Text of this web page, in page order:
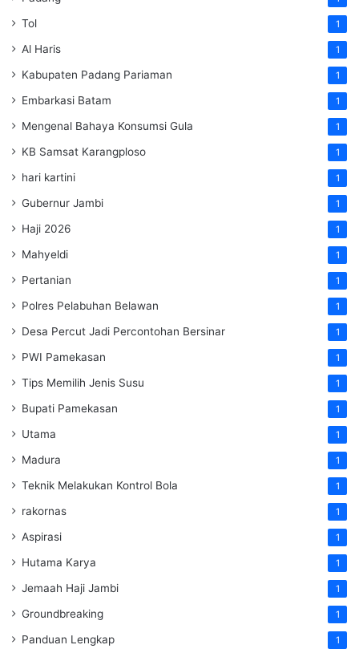
Tol 1
Al Haris 1
Kabupaten Padang Pariaman 1
Embarkasi Batam 1
Mengenal Bahaya Konsumsi Gula 1
KB Samsat Karangploso 1
hari kartini 1
Gubernur Jambi 1
Haji 2026 1
Mahyeldi 1
Pertanian 1
Polres Pelabuhan Belawan 1
Desa Percut Jadi Percontohan Bersinar 1
PWI Pamekasan 1
Tips Memilih Jenis Susu 1
Bupati Pamekasan 1
Utama 1
Madura 1
Teknik Melakukan Kontrol Bola 1
rakornas 1
Aspirasi 1
Hutama Karya 1
Jemaah Haji Jambi 1
Groundbreaking 1
Panduan Lengkap 1